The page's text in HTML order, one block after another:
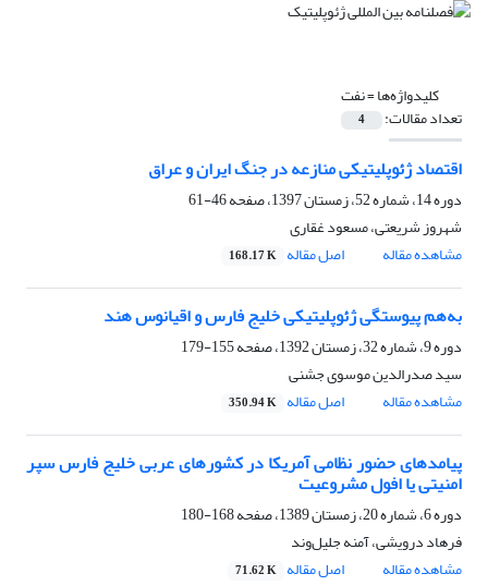
کلیدواژه‌ها =نفت
تعداد مقالات: 4
اقتصاد ژئوپلیتیکی منازعه در جنگ ایران و عراق
دوره 14، شماره 52، زمستان 1397، صفحه
46-61
شهروز شریعتی، مسعود غقاری
مشاهده مقاله
اصل مقاله 168.17 K
به‌هم پیوستگی ژئوپلیتیکی خلیج فارس و اقیانوس هند
دوره 9، شماره 32، زمستان 1392، صفحه
155-179
سید صدرالدین موسوی جشنی
مشاهده مقاله
اصل مقاله 350.94 K
پیامدهای حضور نظامی آمریکا در کشورهای عربی خلیج فارس سپر
امنیتی یا افول مشروعیت
دوره 6، شماره 20، زمستان 1389، صفحه
168-180
فرهاد درویشی، آمنه جلیل‌وند
مشاهده مقاله
اصل مقاله 71.62 K